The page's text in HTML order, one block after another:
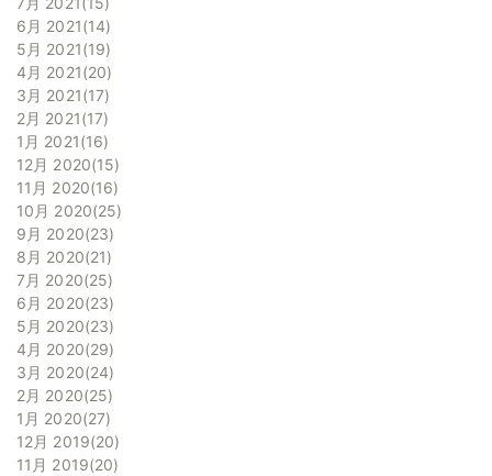
6月 2021 14
5月 2021 19
4月 2021 20
3月 2021 17
2月 2021 17
1月 2021 16
12月 2020 15
11月 2020 16
10月 2020 25
9月 2020 23
8月 2020 21
7月 2020 25
6月 2020 23
5月 2020 23
4月 2020 29
3月 2020 24
2月 2020 25
1月 2020 27
12月 2019 20
11月 2019 20